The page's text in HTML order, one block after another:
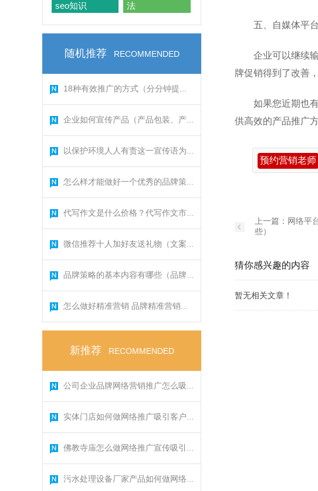
seo知识
法
随机推荐 RECOMMENDED
18种有效推广的方式（分分钟提...
企业如何宣传产品（产品包装、产...
以保护环境人人有责这一宣传语为...
怎么样才能做好一个优秀的品牌策...
代写作文是什么价格？代写作文市...
微信推荐十人加好友送礼物（文案...
品牌策略的基本内容有哪些（品牌...
怎么做好精准营销 品牌精准营销...
新推荐 RECOMMENDED
公司企业品牌网络营销推广怎么吸...
实体门店如何做网络推广吸引客户...
佛教寺庙怎么做网络推广宣传吸引...
污水处理设备厂家产品如何做网络...
五、自媒体平
企业可以继续
牌促销得到了改善
如果您近期也
供高效的产品推广方
预约营销老师
上一篇： 网络平
些）
猜你感兴趣的内容
暂无相关文章！